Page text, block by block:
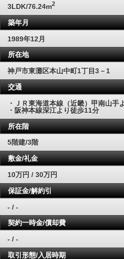
3LDK/76.24m2
築年月
1989年12月
所在地
神戸市東灘区本山中町1丁目3－1
交通
・ＪＲ東海道本線（近畿）甲南山手
・阪神本線深江より徒歩11分
所在階
5階建/3階
敷金/礼金
10万円 / 30万円
保証金/解約引
- / -
契約一時金/償却費
- / -
取引形態/入居時期